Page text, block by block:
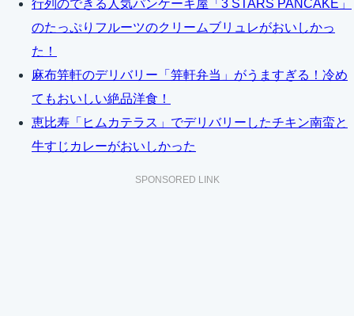
行列のできる人気パンケーキ屋「3 STARS PANCAKE」
のたっぷりフルーツのクリームブリュレがおいしかっ
た！
麻布笄軒のデリバリー「笄軒弁当」がうますぎる！冷め
てもおいしい絶品洋食！
恵比寿「ヒムカテラス」でデリバリーしたチキン南蛮と
牛すじカレーがおいしかった
SPONSORED LINK